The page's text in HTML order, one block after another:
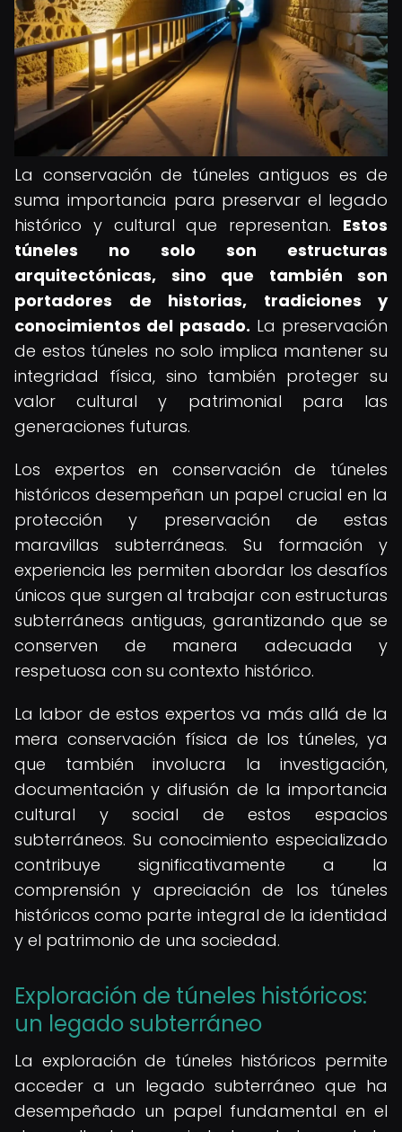
La conservación de túneles antiguos es de
suma importancia para preservar el legado
histórico y cultural que representan. Estos
túneles no solo son estructuras
arquitectónicas, sino que también son
portadores de historias, tradiciones y
conocimientos del pasado. La preservación
de estos túneles no solo implica mantener su
integridad física, sino también proteger su
valor cultural y patrimonial para las
generaciones futuras.
Los expertos en conservación de túneles
históricos desempeñan un papel crucial en la
protección y preservación de estas
maravillas subterráneas. Su formación y
experiencia les permiten abordar los desafíos
únicos que surgen al trabajar con estructuras
subterráneas antiguas, garantizando que se
conserven de manera adecuada y
respetuosa con su contexto histórico.
La labor de estos expertos va más allá de la
mera conservación física de los túneles, ya
que también involucra la investigación,
documentación y difusión de la importancia
cultural y social de estos espacios
subterráneos. Su conocimiento especializado
contribuye significativamente a la
comprensión y apreciación de los túneles
históricos como parte integral de la identidad
y el patrimonio de una sociedad.
Exploración de túneles históricos:
un legado subterráneo
La exploración de túneles históricos permite
acceder a un legado subterráneo que ha
desempeñado un papel fundamental en el